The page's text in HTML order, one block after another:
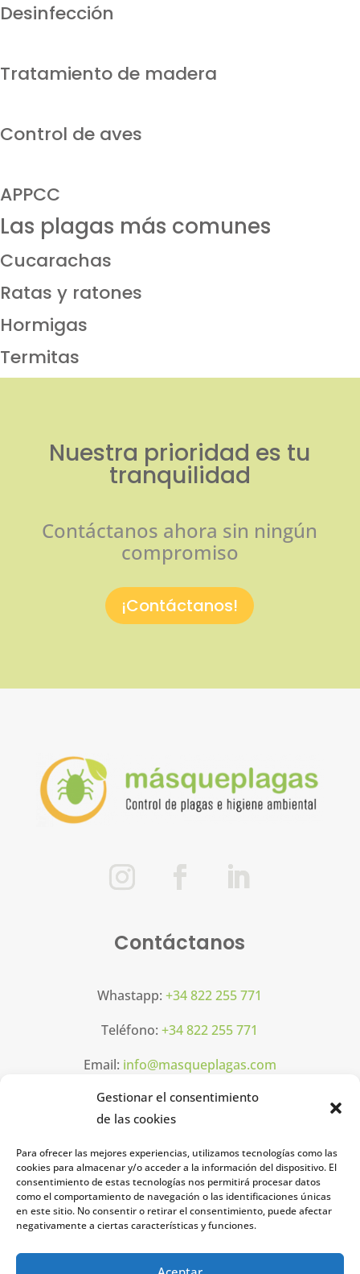
Gestionar el consentimiento
de las cookies
Para ofrecer las mejores experiencias, utilizamos tecnologías como las
cookies para almacenar y/o acceder a la información del dispositivo. El
consentimiento de estas tecnologías nos permitirá procesar datos
como el comportamiento de navegación o las identificaciones únicas
en este sitio. No consentir o retirar el consentimiento, puede afectar
negativamente a ciertas características y funciones.
Desinfección
Tratamiento de madera
Control de aves
APPCC
Las plagas más comunes
Cucarachas
Ratas y ratones
Hormigas
Termitas
Nuestra prioridad es tu
tranquilidad
Contáctanos ahora sin ningún
compromiso
¡Contáctanos!
Contáctanos
Whastapp:+34 822 255 771
Teléfono:+34 822 255 771
Email: info@masqueplagas.com
Horarios
Lun-Vier: 08h00 16h00
Legal